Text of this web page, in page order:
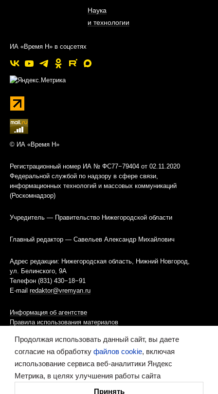
Наука
и технологии
ИА «Время Н» в соцсетях
© ИА «Время Н»
Регистрационный номер ИА № ФС77−79404 от 02.11.2020
Федеральной службой по надзору в сфере связи,
информационных технологий и массовых коммуникаций
(Роскомнадзор)
Учредитель — Правительство Нижегородской области
Главный редактор — Савельев Александр Михайлович
Адрес редакции: Нижегородская область, Нижний Новгород,
ул. Белинского, 9А
Телефон (831) 430−18−91
E-mail redaktor@vremyan.ru
Информация об агентстве
Правила использования материалов
Информационная политика использования «cookies»-файлов
Ресурс содержит материалы 16+
Продолжая использовать данный сайт, вы даете
согласие на обработку файлов cookie, включая
использование сервиса веб-аналитики Яндекс
Метрика, в целях улучшения работы сайта
Принять